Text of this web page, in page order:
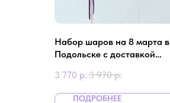
Набор шаров на 8 марта в
Подольске с доставкой
3 770 р. 3 970 р.
ПОДРОБНЕЕ